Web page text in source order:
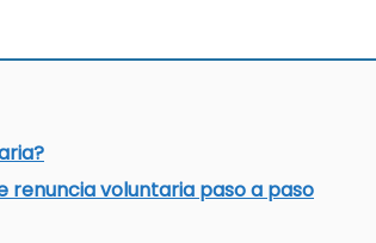
renuncia voluntaria paso a paso